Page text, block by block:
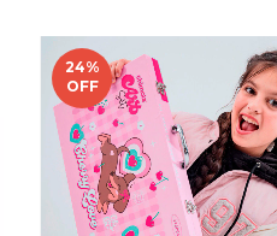
24%
OFF